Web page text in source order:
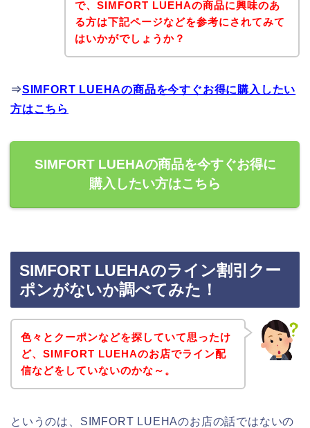
で、SIMFORT LUEHAの商品に興味のあ
る方は下記ページなどを参考にされてみて
はいかがでしょうか？
⇒SIMFORT LUEHAの商品を今すぐお得に購入したい
方はこちら
SIMFORT LUEHAの商品を今すぐお得に
購入したい方はこちら
SIMFORT LUEHAのライン割引クー
ポンがないか調べてみた！
色々とクーポンなどを探していて思ったけ
ど、SIMFORT LUEHAのお店でライン配
信などをしていないのかな～。
というのは、SIMFORT LUEHAのお店の話ではないの